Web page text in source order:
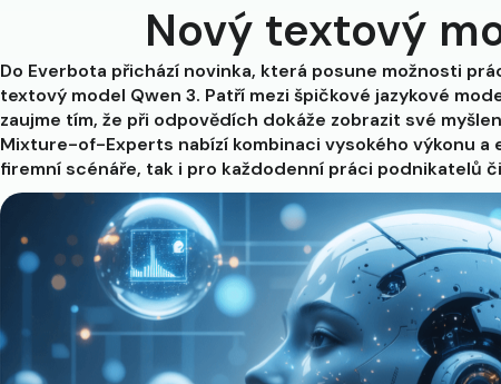
Nový textový
Do Everbota přichází novinka, která posune možnosti
textový model Qwen 3. Patří mezi špičkové jazykové
zaujme tím, že při odpovědích dokáže zobrazit své
Mixture-of-Experts nabízí kombinaci vysokého výkonu
firemní scénáře, tak i pro každodenní práci podnikatelů